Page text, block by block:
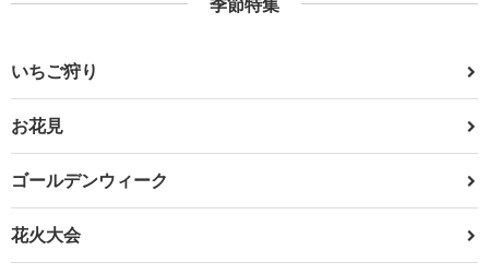
いちご狩り
お花見
ゴールデンウィーク
花火大会